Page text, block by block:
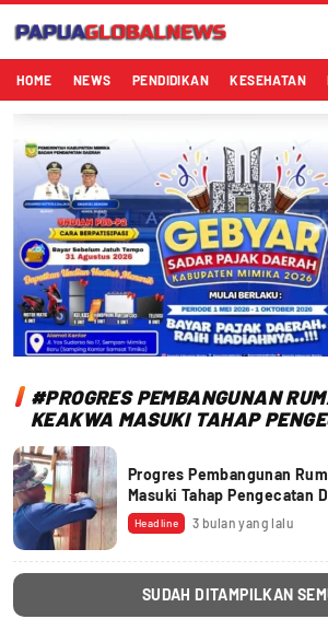
Papuaglobalnews.com
Menulis Fakta dengan Hati Bening
HOME NEWS PENDIDIKAN KESEHATAN
#PROGRES PEMBANGUNAN
KEAKWA MASUKI TAHAP
Progres Pembangunan
Masuki Tahap Pengecatan
Headline 3 bulan yang lalu
SUDAH DITAMPILKAN